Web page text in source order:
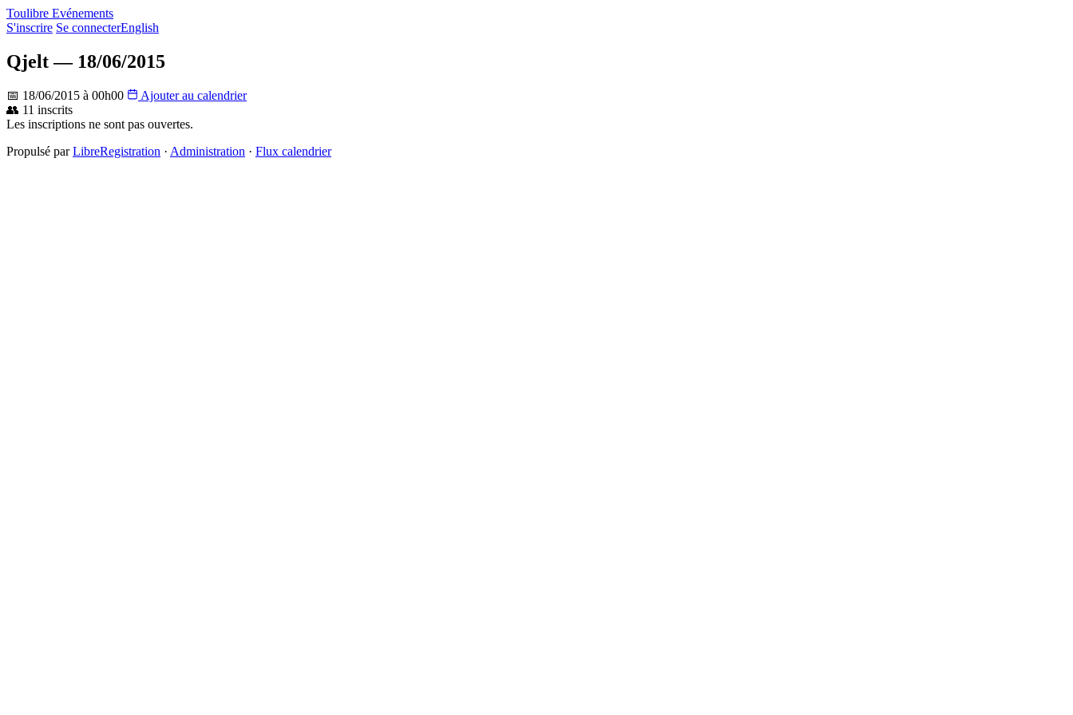
Toulibre Evénements
S'inscrire Se connecterEnglish
Qjelt — 18/06/2015
📅 18/06/2015 à 00h00
Ajouter au calendrier
👥 11 inscrits
Les inscriptions ne sont pas ouvertes.
Propulsé parLibreRegistration · Administration · Flux calendrier